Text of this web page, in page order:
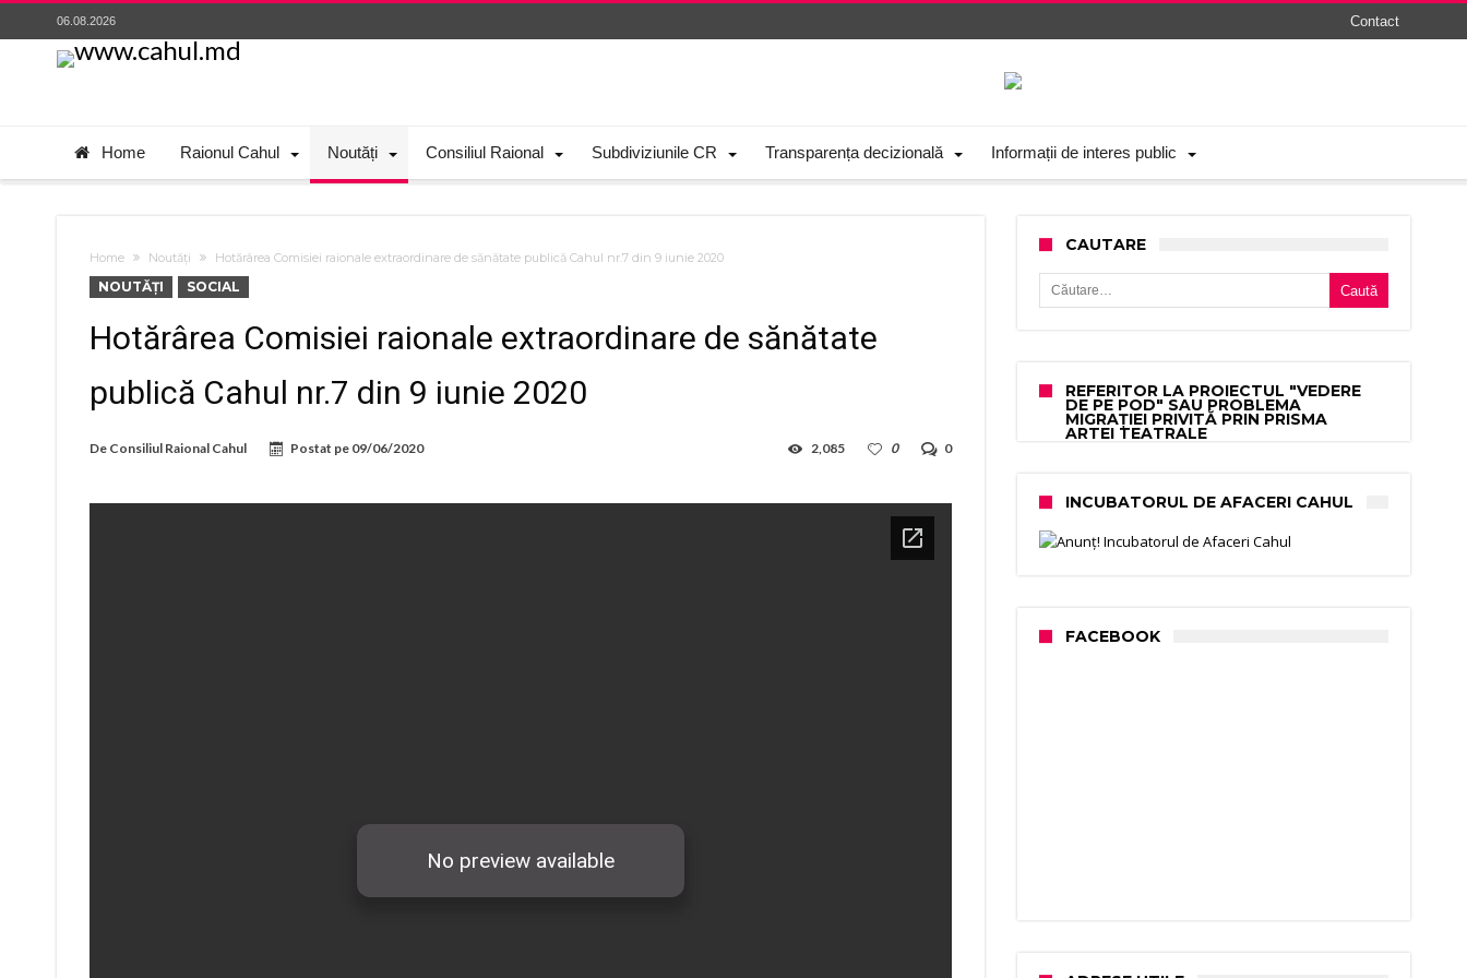
06.08.2026 Contact
Home Raionul Cahul Noutăți Consiliul Raional Subdiviziunile CR Transparența decizională Informații de interes public
Home Noutăți Hotărârea Comisiei raionale extraordinare de sănătate publică Cahul nr.7 din 9 iunie 2020
NOUTĂȚI SOCIAL
Hotărârea Comisiei raionale extraordinare de sănătate
publică Cahul nr.7 din 9 iunie 2020
De Consiliul Raional Cahul Postat pe 09/06/2020 0
0
2,085
CAUTARE
Caută după:
REFERITOR LA PROIECTUL "VEDERE
DE PE POD" SAU PROBLEMA
MIGRAȚIEI PRIVITĂ PRIN PRISMA
ARTEI TEATRALE
INCUBATORUL DE AFACERI CAHUL
FACEBOOK